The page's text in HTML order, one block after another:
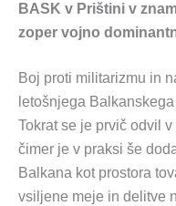
BASK v Prištini v
zoper vojno
Boj proti militarizmu in
letošnjega
Tokrat se je prvič odvil
čimer je v praksi še
Balkana kot prostora
vsiljene meje in delitve